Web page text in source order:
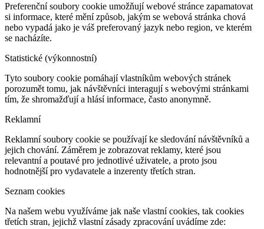
Preferenční soubory cookie umožňují webové stránce zapamatovat
si informace, které mění způsob, jakým se webová stránka chová
nebo vypadá jako je váš preferovaný jazyk nebo region, ve kterém
se nacházíte.
Statistické (výkonnostní)
Tyto soubory cookie pomáhají vlastníkům webových stránek
porozumět tomu, jak návštěvníci interagují s webovými stránkami
tím, že shromažďují a hlásí informace, často anonymně.
Reklamní
Reklamní soubory cookie se používají ke sledování návštěvníků a
jejich chování. Záměrem je zobrazovat reklamy, které jsou
relevantní a poutavé pro jednotlivé uživatele, a proto jsou
hodnotnější pro vydavatele a inzerenty třetích stran.
Seznam cookies
Na našem webu využíváme jak naše vlastní cookies, tak cookies
třetích stran, jejichž vlastní zásady zpracování uvádíme zde: